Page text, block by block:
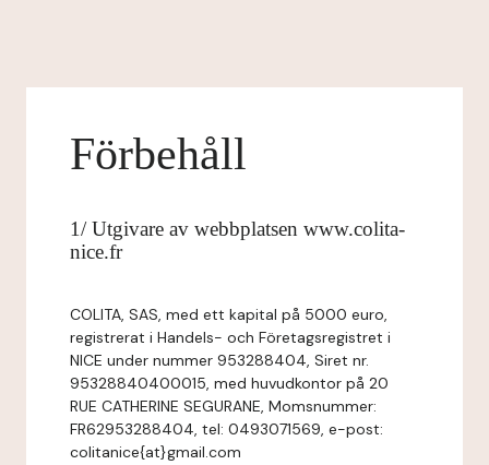
Förbehåll
1/ Utgivare av webbplatsen www.colita-
nice.fr
COLITA, SAS, med ett kapital på 5000 euro,
registrerat i Handels- och Företagsregistret i
NICE under nummer 953288404, Siret nr.
95328840400015, med huvudkontor på 20
RUE CATHERINE SEGURANE, Momsnummer:
FR62953288404, tel: 0493071569, e-post:
colitanice{at}gmail.com